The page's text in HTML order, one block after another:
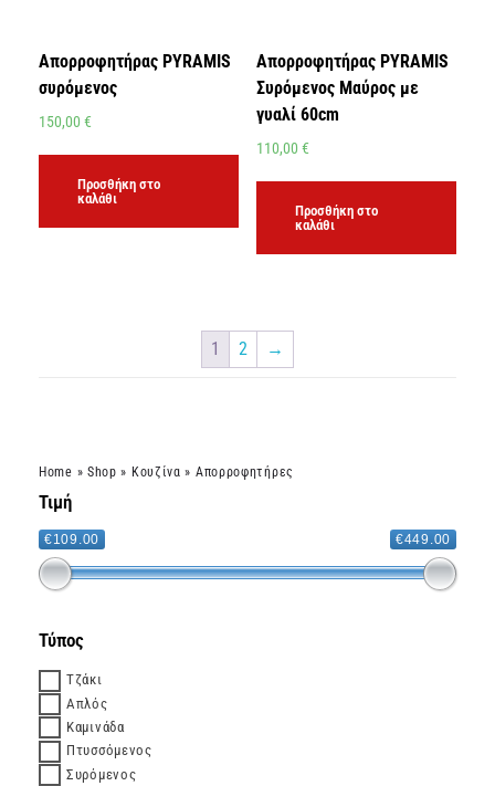
Απορροφητήρας PYRAMIS
συρόμενος
150,00 €
Προσθήκη στο
καλάθι
Απορροφητήρας PYRAMIS
Συρόμενος Μαύρος με
γυαλί 60cm
110,00 €
Προσθήκη στο
καλάθι
1 2 →
Home » Shop » Κουζίνα » Απορροφητήρες
Τιμή
€109.00 €449.00
Τύπος
Τζάκι
Απλός
Καμινάδα
Πτυσσόμενος
Συρόμενος